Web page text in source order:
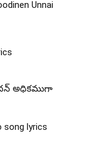
Unnai
అధికముగా
lyrics